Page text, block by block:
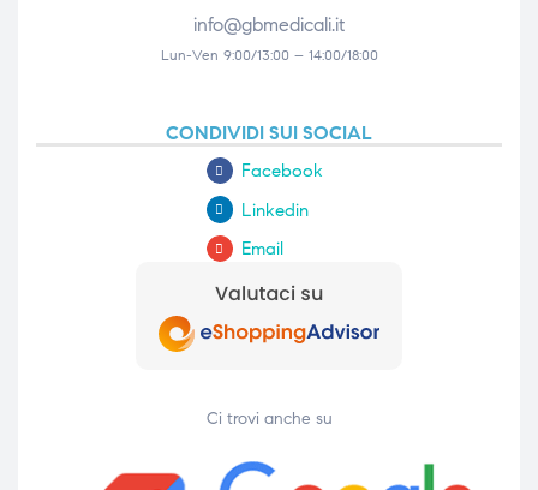
info@gbmedicali.it
Lun-Ven 9:00/13:00 – 14:00/18:00
CONDIVIDI SUI SOCIAL
Facebook
Linkedin
Email
Ci trovi anche su